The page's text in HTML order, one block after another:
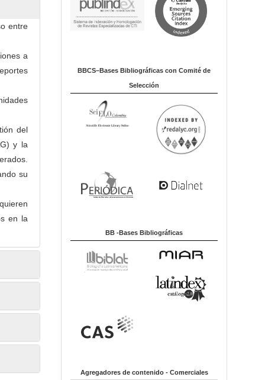
entre
a
del
y la
su
en la
BBCS–Bases Bibliográficas con Comité de
Selección
BB -Bases Bibliográficas
Agregadores de contenido - Comerciales